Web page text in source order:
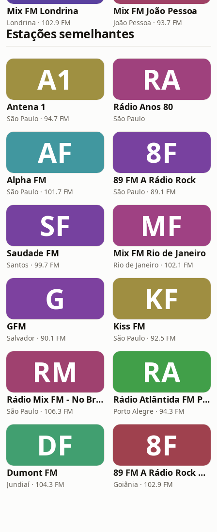
Mix FM Londrina
Londrina · 102.9 FM
Mix FM João Pessoa
João Pessoa · 93.7 FM
Estações semelhantes
A1
Antena 1
São Paulo · 94.7 FM
RA
Rádio Anos 80
São Paulo
AF
Alpha FM
São Paulo · 101.7 FM
8F
89 FM A Rádio Rock
São Paulo · 89.1 FM
SF
Saudade FM
Santos · 99.7 FM
MF
Mix FM Rio de Janeiro
Rio de Janeiro · 102.1 FM
G
GFM
Salvador · 90.1 FM
KF
Kiss FM
São Paulo · 92.5 FM
RM
Rádio Mix FM - No Break
São Paulo · 106.3 FM
RA
Rádio Atlântida FM Porto Alegre
Porto Alegre · 94.3 FM
DF
Dumont FM
Jundiaí · 104.3 FM
8F
89 FM A Rádio Rock Goiânia
Goiânia · 102.9 FM